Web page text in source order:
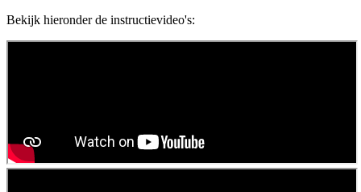
Bekijk hieronder de instructievideo's: